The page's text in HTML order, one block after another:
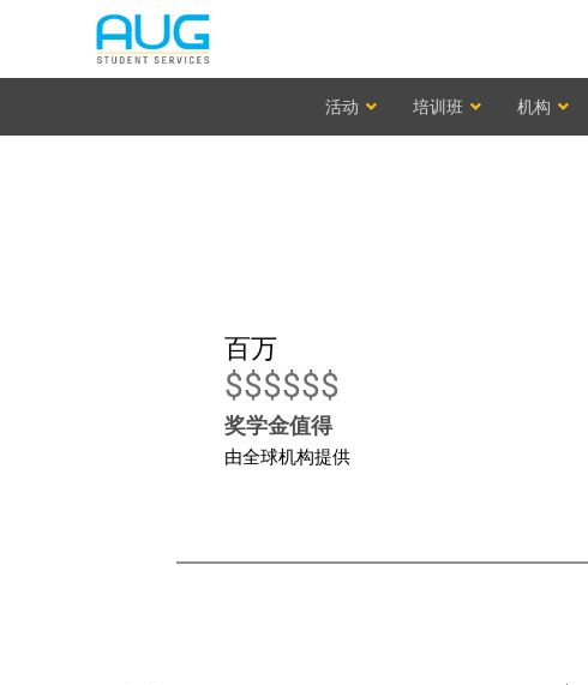
活动 培训班 机构
百万
$$$$$$
奖学金值得
由全球机构提供